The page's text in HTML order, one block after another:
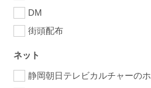
DM
街頭配布
ネット
静岡朝日テレビカルチャーの